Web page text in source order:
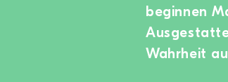
beginnen
Wahrheit